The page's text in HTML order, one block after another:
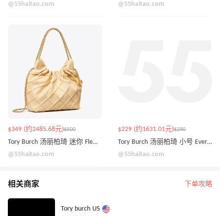
@55haitao.com
@55haitao.com
$349 (约2485.68元)$500
Tory Burch 汤丽柏琦 迷你 Fleming Hobo包
@55haitao.com
$229 (约1631.01元)$290
Tory Burch 汤丽柏琦 小号 Ever-Ready 托特包
@55haitao.com
相关商家 下单攻略
Tory burch US